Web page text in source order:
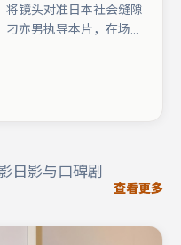
将镜头对准日本社会缝隙
亦男执导本片，在场面
角色动机前后呼应，适
爱强类型与清晰主线，
日影与口碑剧
查看更多